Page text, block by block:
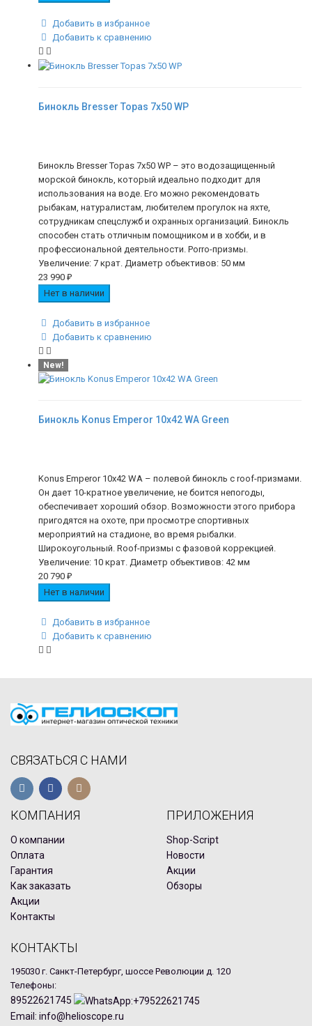
Добавить в избранное
Добавить к сравнению
Бинокль Bresser Topas 7x50 WP
Бинокль Bresser Topas 7x50 WP – это водозащищенный
морской бинокль, который идеально подходит для
использования на воде. Его можно рекомендовать
рыбакам, натуралистам, любителем прогулок на яхте,
сотрудникам спецслужб и охранных организаций. Бинокль
способен стать отличным помощником и в хобби, и в
профессиональной деятельности. Porro-призмы.
Увеличение: 7 крат. Диаметр объективов: 50 мм
23 990 ₽
Нет в наличии
Добавить в избранное
Добавить к сравнению
New!
Бинокль Konus Emperor 10x42 WA Green
Konus Emperor 10x42 WA – полевой бинокль с roof-призмами.
Он дает 10-кратное увеличение, не боится непогоды,
обеспечивает хороший обзор. Возможности этого прибора
пригодятся на охоте, при просмотре спортивных
мероприятий на стадионе, во время рыбалки.
Широкоугольный. Roof-призмы с фазовой коррекцией.
Увеличение: 10 крат. Диаметр объективов: 42 мм
20 790 ₽
Нет в наличии
Добавить в избранное
Добавить к сравнению
СВЯЗАТЬСЯ С НАМИ
КОМПАНИЯ
О компании
Оплата
Гарантия
Как заказать
Акции
Контакты
ПРИЛОЖЕНИЯ
Shop-Script
Новости
Акции
Обзоры
КОНТАКТЫ
195030 г. Санкт-Петербург, шоссе Революции д. 120
Телефоны:
89522621745
Email: info@helioscope.ru